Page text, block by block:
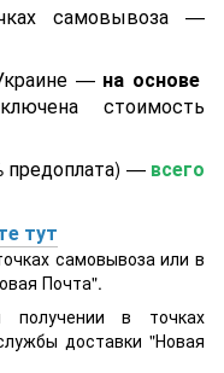
самовывоза —
— на основе
стоимость
предоплата) — всего
тут
самовывоза или в
Почта".
получении в точках
доставки "Новая